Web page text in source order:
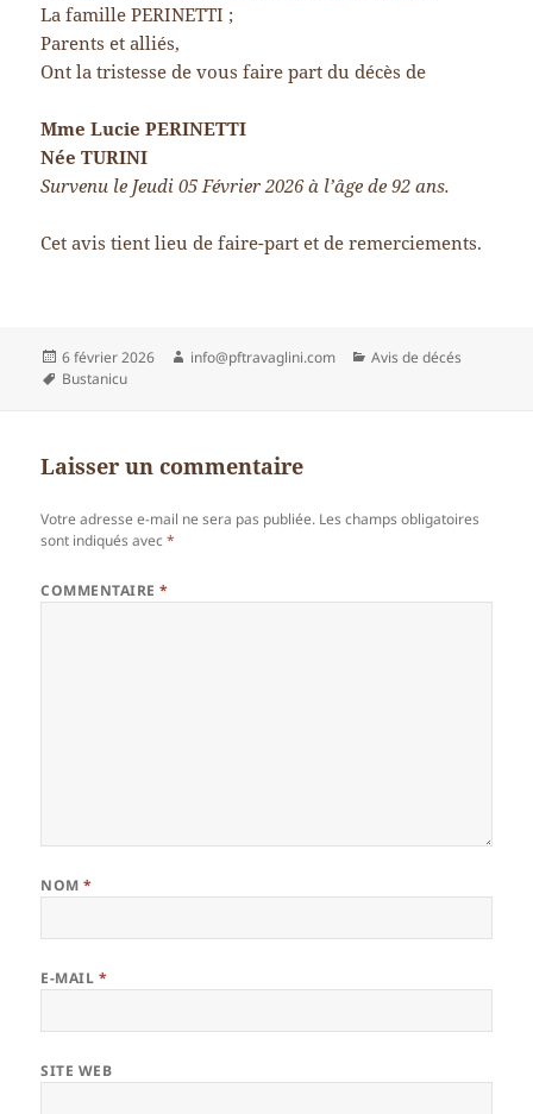
La famille PERINETTI ;
Parents et alliés,
Ont la tristesse de vous faire part du décès de
Mme Lucie PERINETTI
Née TURINI
Survenu le Jeudi 05 Février 2026 à l’âge de 92 ans.
Cet avis tient lieu de faire-part et de remerciements.
Publié
le
6 février 2026 Auteur
info@pftravaglini.com Catégories
Avis de décés
Mots-
Bustanicu
Laisser un commentaire
Votre adresse e-mail ne sera pas publiée. Les champs obligatoires
sont indiqués avec*
COMMENTAIRE*
NOM*
E-MAIL *
SITE WEB